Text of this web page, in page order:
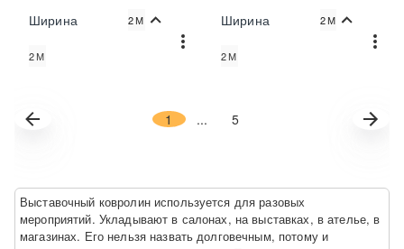
Цена:Ширина 2М
2М
Цена:Ширина 2М
2М
1 ... 5
Выставочный ковролин используется для разовых
мероприятий. Укладывают в салонах, на выставках, в ателье, в
магазинах. Его нельзя назвать долговечным, потому и